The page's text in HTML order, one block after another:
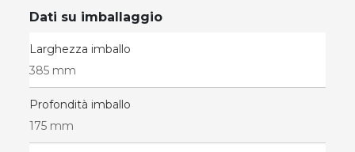
Dati su imballaggio
Larghezza imballo
385 mm
Profondità imballo
175 mm